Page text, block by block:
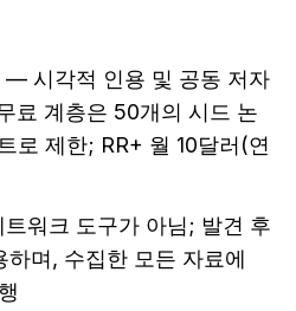
— 시각적 인용 및 공동 저자
료 계층은 50개의 시드 논
로 제한; RR+ 월 10달러(연
워크 도구가 아님; 발견 후
하며, 수집한 모든 자료에